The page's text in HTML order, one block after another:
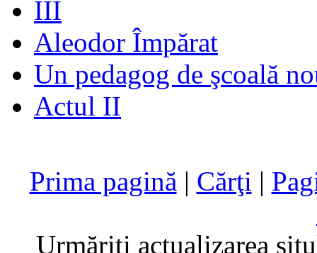
III
Aleodor Împărat
Un pedagog de şcoală
Actul II
Prima pagină | Cărţi |
Urmăriţi actualizarea